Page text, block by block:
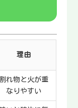
理由
割れ物と火が重
なりやすい